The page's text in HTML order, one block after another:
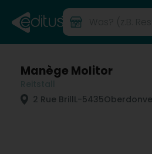
Manège Molitor
2 Rue BrillL-5435